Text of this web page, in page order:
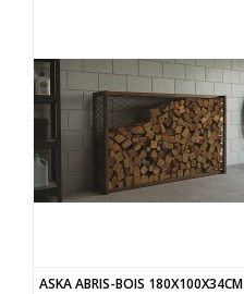
ASKA ABRIS-BOIS 180X100X34CM